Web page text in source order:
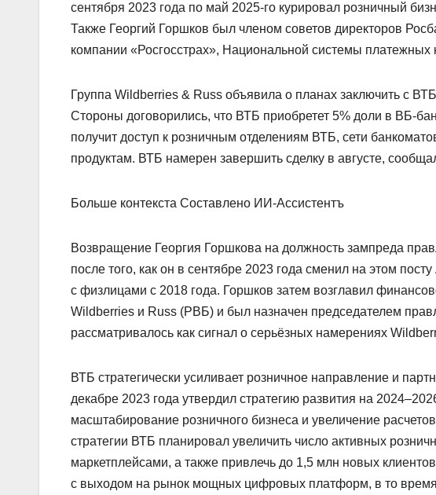
сентября 2023 года по май 2025-го курировал розничный
Также Георгий Горшков был членом советов директоров
компании «Росгосстрах», Национальной системы
Группа Wildberries & Russ объявила о планах заключить с
Стороны договорились, что ВТБ приобретет 5% доли в ВБ-
получит доступ к розничным отделениям ВТБ, сети
продуктам. ВТБ намерен завершить сделку в августе,
Больше контекста Составлено ИИ-Ассистентъ
Возвращение Георгия Горшкова на должность зампреда
после того, как он в сентябре 2023 года сменил на этом
с физлицами с 2018 года. Горшков затем возглавил
Wildberries и Russ (РВБ) и был назначен председателем
рассматривалось как сигнал о серьёзных намерениях
ВТБ стратегически усиливает розничное направление и
декабре 2023 года утвердил стратегию развития на
масштабирование розничного бизнеса и увеличение
стратегии ВТБ планировал увеличить число активных
маркетплейсами, а также привлечь до 1,5 млн новых
с выходом на рынок мощных цифровых платформ, в то время